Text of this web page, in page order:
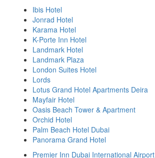
Ibis Hotel
Jonrad Hotel
Karama Hotel
K-Porte Inn Hotel
Landmark Hotel
Landmark Plaza
London Suites Hotel
Lords
Lotus Grand Hotel Apartments Deira
Mayfair Hotel
Oasis Beach Tower & Apartment
Orchid Hotel
Palm Beach Hotel Dubai
Panorama Grand Hotel
Premier Inn Dubai International Airport